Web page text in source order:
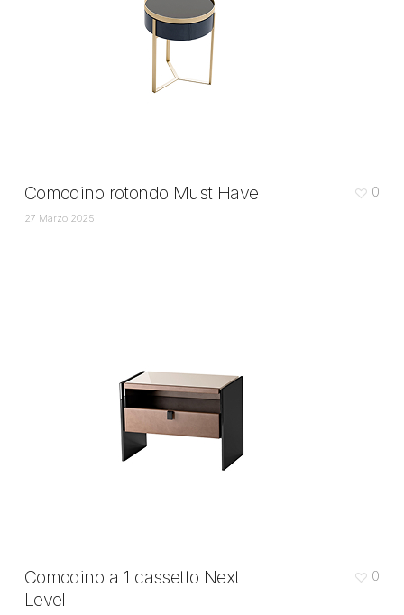
Comodino rotondo Must Have
27 Marzo 2025
0
Comodino a 1 cassetto Next
Level
0